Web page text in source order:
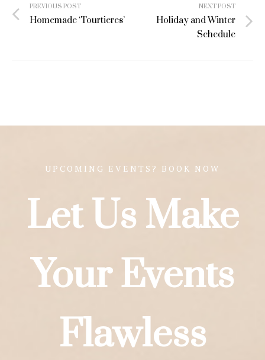
navigation
PREVIOUS POST
Homemade ‘Tourtieres’
NEXT POST
Holiday and Winter
Schedule
Let Us Make
Your Events
Flawless
UPCOMING EVENTS? BOOK NOW